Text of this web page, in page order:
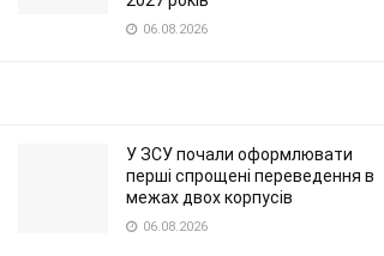
06.08.2026
У ЗСУ почали оформлювати
перші спрощені переведення в
межах двох корпусів
06.08.2026